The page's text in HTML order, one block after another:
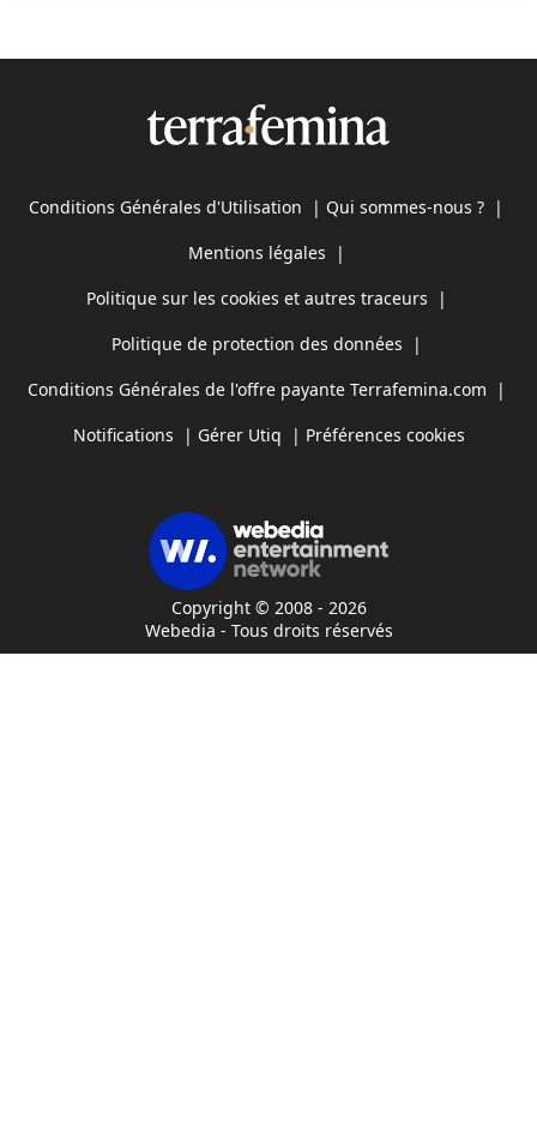
Conditions Générales d'Utilisation | Qui sommes-nous ? |
Mentions légales |
Politique sur les cookies et autres traceurs |
Politique de protection des données |
Conditions Générales de l'offre payante Terrafemina.com |
Notifications | Gérer Utiq | Préférences cookies
Copyright © 2008 - 2026
Webedia - Tous droits réservés